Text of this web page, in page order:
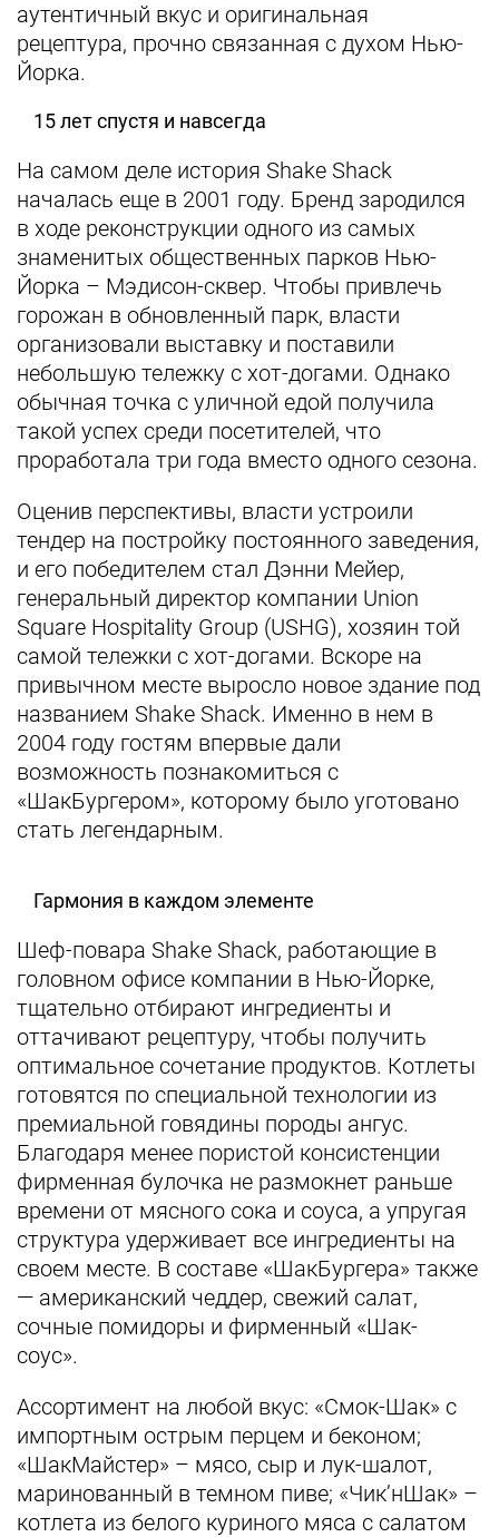
аутентичный вкус и оригинальная
рецептура, прочно связанная с духом Нью-
Йорка.
15 лет спустя и навсегда
На самом деле история Shake Shack
началась еще в 2001 году. Бренд зародился
в ходе реконструкции одного из самых
знаменитых общественных парков Нью-
Йорка – Мэдисон-сквер. Чтобы привлечь
горожан в обновленный парк, власти
организовали выставку и поставили
небольшую тележку с хот-догами. Однако
обычная точка с уличной едой получила
такой успех среди посетителей, что
проработала три года вместо одного сезона.
Оценив перспективы, власти устроили
тендер на постройку постоянного заведения,
и его победителем стал Дэнни Мейер,
генеральный директор компании Union
Square Hospitality Group (USHG), хозяин той
самой тележки с хот-догами. Вскоре на
привычном месте выросло новое здание под
названием Shake Shack. Именно в нем в
2004 году гостям впервые дали
возможность познакомиться с
«ШакБургером», которому было уготовано
стать легендарным.
Гармония в каждом элементе
Шеф-повара Shake Shack, работающие в
головном офисе компании в Нью-Йорке,
тщательно отбирают ингредиенты и
оттачивают рецептуру, чтобы получить
оптимальное сочетание продуктов. Котлеты
готовятся по специальной технологии из
премиальной говядины породы ангус.
Благодаря менее пористой консистенции
фирменная булочка не размокнет раньше
времени от мясного сока и соуса, а упругая
структура удерживает все ингредиенты на
своем месте. В составе «ШакБургера» также
— американский чеддер, свежий салат,
сочные помидоры и фирменный «Шак-
соус».
Ассортимент на любой вкус: «Смок-Шак» с
импортным острым перцем и беконом;
«ШакМайстер» – мясо, сыр и лук-шалот,
маринованный в темном пиве; «Чик’нШак» –
котлета из белого куриного мяса с салатом